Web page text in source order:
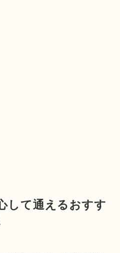
して通えるおすす